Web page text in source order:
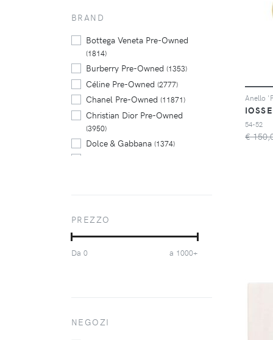
Anello
54-52
€
BRAND
Bottega Veneta Pre-Owned
(1814)
Burberry Pre-Owned (1353)
Céline Pre-Owned (2777)
Chanel Pre-Owned (11871)
Christian Dior Pre-Owned
(3950)
Dolce & Gabbana (1374)
Hermès Pre-Owned
LB Exclusive(1435)
Loewe Pre-Owned (1233)
Prada Pre-Owned
PREZZO
Da 0 a 1000+
NEGOZI